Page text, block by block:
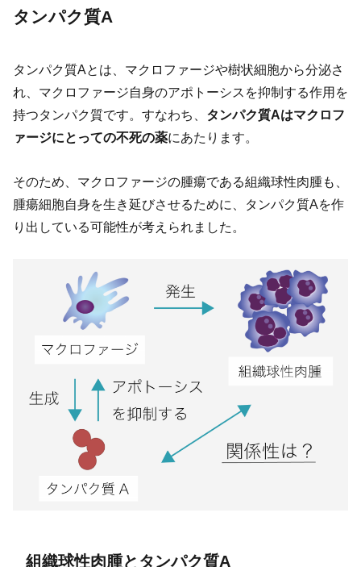
タンパク質A
タンパク質Aとは、マクロファージや樹状細胞から分泌さ
れ、マクロファージ自身のアポトーシスを抑制する作用を
持つタンパク質です。すなわち、 タンパク質Aはマクロフ
ァージにとっての不死の薬にあたります。
そのため、マクロファージの腫瘍である組織球性肉腫も、
腫瘍細胞自身を生き延びさせるために、タンパク質Aを作
り出している可能性が考えられました。
組織球性肉腫とタンパク質A